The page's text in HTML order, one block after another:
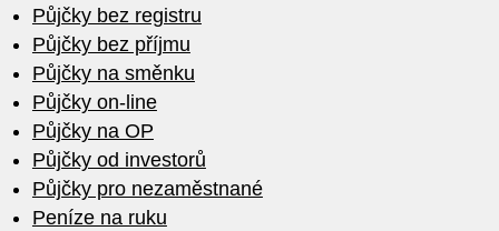
Půjčky bez registru
Půjčky bez příjmu
Půjčky na směnku
Půjčky on-line
Půjčky na OP
Půjčky od investorů
Půjčky pro nezaměstnané
Peníze na ruku